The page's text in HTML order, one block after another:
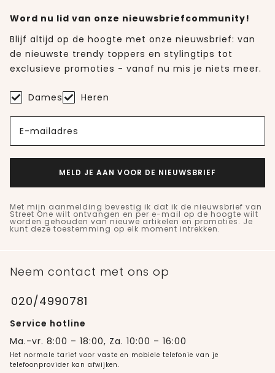
Word nu lid van onze nieuwsbriefcommunity!
Blijf altijd op de hoogte met onze nieuwsbrief: van
de nieuwste trendy toppers en stylingtips tot
exclusieve promoties - vanaf nu mis je niets meer.
Dames Heren
E-mailadres
MELD JE AAN VOOR DE NIEUWSBRIEF
Met mijn aanmelding bevestig ik dat ik de nieuwsbrief van
Street One wilt ontvangen en per e-mail op de hoogte wilt
worden gehouden van nieuwe artikelen en promoties. Je
kunt deze toestemming op elk moment intrekken.
Neem contact met ons op
020/4990781
Service hotline
Ma.-vr. 8:00 – 18:00, Za. 10:00 – 16:00
Het normale tarief voor vaste en mobiele telefonie van je
telefoonprovider kan afwijken.